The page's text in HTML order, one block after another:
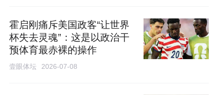
霍启刚痛斥美国政客“让世界
杯失去灵魂”：这是以政治干
预体育最赤裸的操作
壹眼体坛 2026-07-08